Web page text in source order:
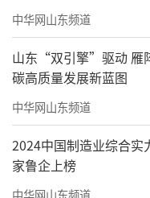
中华网山东频道
山东“双引擎”驱动 雁
碳高质量发展新蓝图
中华网山东频道
2024中国制造业综合实
家鲁企上榜
中华网山东频道